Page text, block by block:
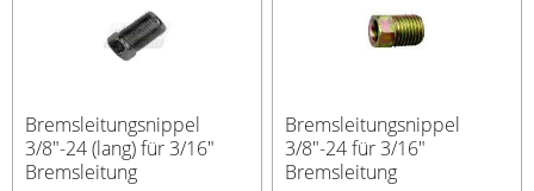
Bremsleitungsnippel
3/8"-24 (lang) für 3/16"
Bremsleitung
Bremsleitungsnippel
3/8"-24 für 3/16"
Bremsleitung